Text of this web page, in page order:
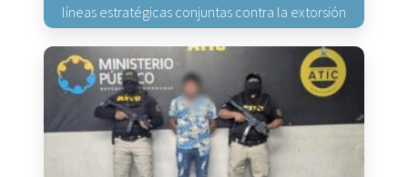
líneas estratégicas conjuntas contra la extorsión